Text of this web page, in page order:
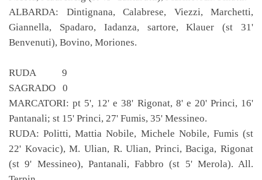
ALBARDA: Dintignana, Calabrese, Viezzi, Marchetti,
Giannella, Spadaro, Iadanza, sartore, Klauer (st 31'
Benvenuti), Bovino, Moriones.
RUDA 9
SAGRADO 0
MARCATORI: pt 5', 12' e 38' Rigonat, 8' e 20' Princi, 16'
Pantanali; st 15' Princi, 27' Fumis, 35' Messineo.
RUDA: Politti, Mattia Nobile, Michele Nobile, Fumis (st
22' Kovacic), M. Ulian, R. Ulian, Princi, Baciga, Rigonat
(st 9' Messineo), Pantanali, Fabbro (st 5' Merola). All.